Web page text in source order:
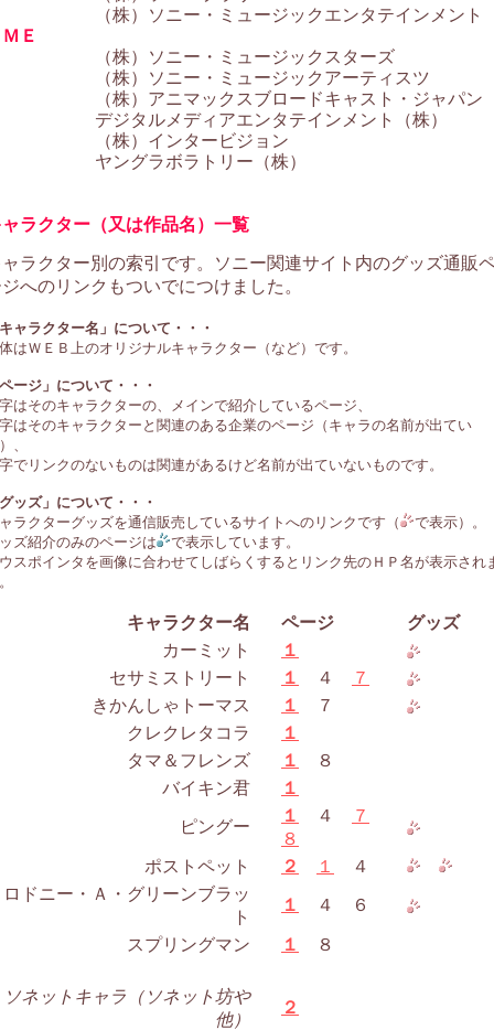
株）ソニー・ミュージックエンタテインメン
ＭＥ
株）ソニー・ミュージックスターズ
株）ソニー・ミュージックアーティスツ
株）アニマックスブロードキャスト・ジャパン
ジタルメディアエンタテインメント（株）
株）インタービジョン
ングラボラトリー（株）
ャラクター（又は作品名）一覧
ャラクター別の索引です。ソニー関連サイト内のグッズ通販
へのリンクもついでにつけました。
キャラクター名」について・・・
はＷＥＢ上のオリジナルキャラクター（など）です。
ページ」について・・・
はそのキャラクターの、メインで紹介しているページ、
はそのキャラクターと関連のある企業のページ（キャラの名前が出てい
、
でリンクのないものは関連があるけど名前が出ていないものです。
グッズ」について・・・
ラクターグッズを通信販売しているサイトへのリンクです（
で表示）。
ズ紹介のみのページは
で表示しています。
スポインタを画像に合わせてしばらくするとリンク先のＨＰ名が表示され
キャラクター名 ページ
グッズ
カーミット
１
セサミストリート
１ ４
７
きかんしゃトーマス
１
７
クレクレタコラ
１
タマ＆フレンズ
１
８
バイキン君
１
ピングー
１ ４
７
８
ポストペット
２ １
４
ロドニー・Ａ・グリーンブラッ
ト
１ ４ ６
スプリングマン １ ８
ソネットキャラ（ソネット坊や
他）
２